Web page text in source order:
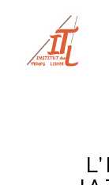
content